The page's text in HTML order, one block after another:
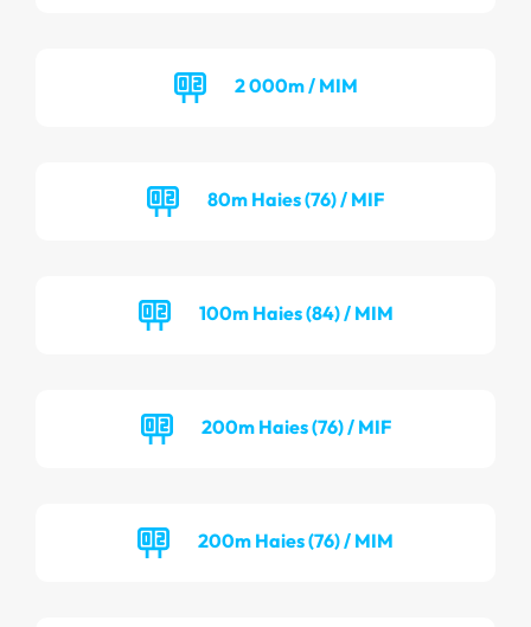
2 000m / MIM
80m Haies (76) / MIF
100m Haies (84) / MIM
200m Haies (76) / MIF
200m Haies (76) / MIM